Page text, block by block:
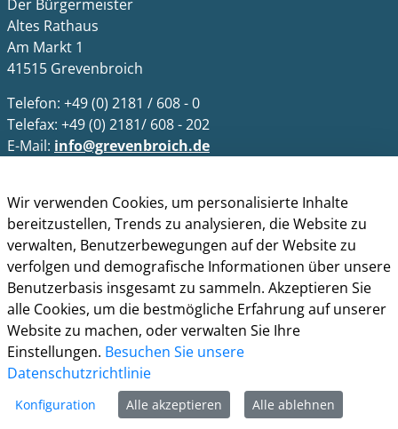
Der Bürgermeister
Altes Rathaus
Am Markt 1
41515 Grevenbroich
Telefon: +49 (0) 2181 / 608 - 0
Telefax: +49 (0) 2181/ 608 - 202
E-Mail: info@grevenbroich.de
Allgemein
Montag - Freitag 8.00 - 12.00 Uhr
Donnerstag zusätzl. 14.00 - 17.00 Uhr
Bürgerbüro
Montag 8.00 - 16.00 Uhr
Dienstag 8.00 - 16.00 Uhr
Mittwoch 7.00 - 12.30 Uhr
Donnerstag 9.00 - 18.00 Uhr
Freitag 8.00 - 12.30 Uhr
Wir verwenden Cookies, um personalisierte Inhalte
bereitzustellen, Trends zu analysieren, die Website zu
verwalten, Benutzerbewegungen auf der Website zu
verfolgen und demografische Informationen über unsere
Benutzerbasis insgesamt zu sammeln. Akzeptieren Sie
alle Cookies, um die bestmögliche Erfahrung auf unserer
Website zu machen, oder verwalten Sie Ihre
Einstellungen. Besuchen Sie unsere
Datenschutzrichtlinie
Konfiguration Alle akzeptieren Alle ablehnen